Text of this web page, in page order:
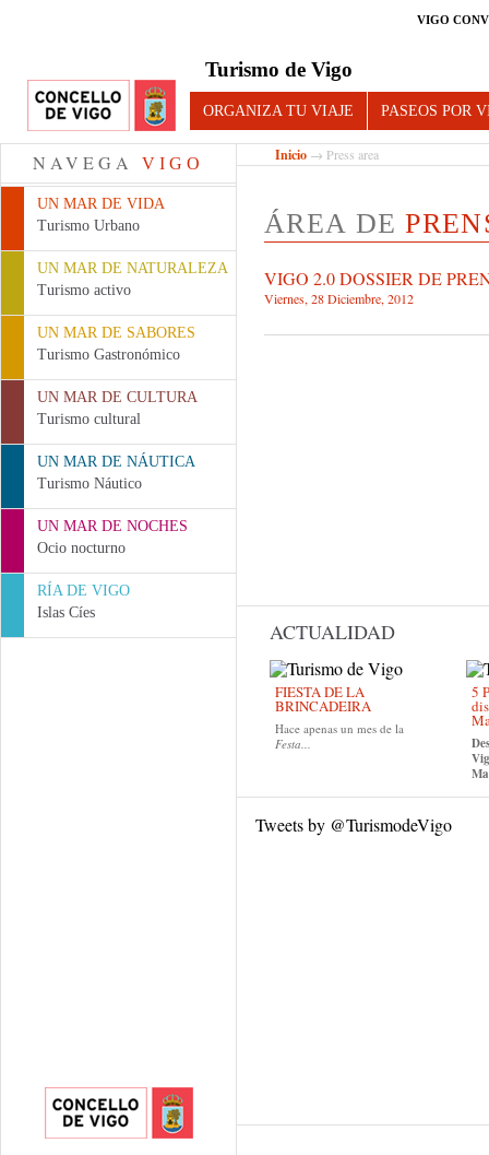
VIGO
Turismo de Vigo
ORGANIZA TU VIAJE PASEOS POR
NAVEGA VIGO
UN MAR DE VIDA
Turismo Urbano
UN MAR DE NATURALEZA
Turismo activo
UN MAR DE SABORES
Turismo Gastronómico
UN MAR DE CULTURA
Turismo cultural
UN MAR DE NÁUTICA
Turismo Náutico
UN MAR DE NOCHES
Ocio nocturno
RÍA DE VIGO
Islas Cíes
Inicio → Press area
ÁREA DE
VIGO 2.0 DOSSIER DE
Viernes, 28 Diciembre, 2012
ACTUALIDAD
FIESTA DE LA
BRINCADEIRA
Hace apenas un mes de la
Festa...
5
Tweets by @TurismodeVigo